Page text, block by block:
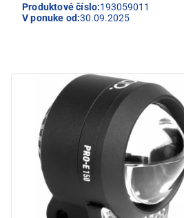
Produktové číslo:193059011
V ponuke od:30.09.2025